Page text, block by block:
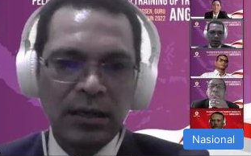
Nasional